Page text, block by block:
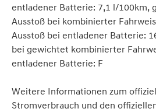
entladener Batterie: 7,1 l/100km,
Ausstoß bei kombinierter
Ausstoß bei entladener Batterie:
bei gewichtet kombinierter
entladener Batterie: F
Weitere Informationen zum
Stromverbrauch und den